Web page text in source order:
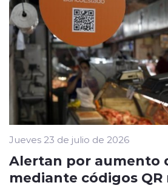
Jueves 23 de julio de 2026
Alertan por aumento
mediante códigos QR